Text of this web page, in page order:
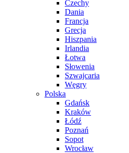
Czechy
Dania
Francja
Grecja
Hiszpania
Irlandia
Łotwa
Słowenia
Szwajcaria
Węgry
Polska
Gdańsk
Kraków
Łódź
Poznań
Sopot
Wrocław